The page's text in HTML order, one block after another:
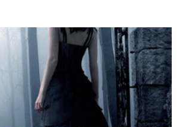
Ad esempio, i capelli arruffati . TUTTI I
hanno i capelli arruffati. Vabbè, c'è crisi, il
regalarglielo io uno. O magari del gel.
realtà i ragazzi con i capelli così
di casa. Ah, poi ci sono le ciocche
che trasgry. Oppure tutti i personaggi